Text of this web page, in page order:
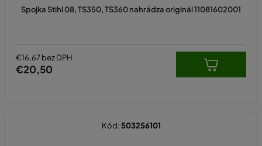
Spojka Stihl 08, TS350, TS360 nahrádza originál 11081602001
€16,67 bez DPH
€20,50
Kód: 503256101